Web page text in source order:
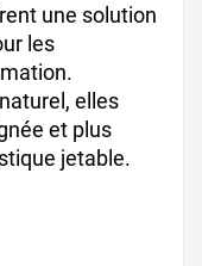
une solution
les
elles
et plus
jetable.